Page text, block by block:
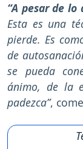
“A pesar de
Esta es una
pierde. Es
de
se pueda
ánimo, de la
padezca”,